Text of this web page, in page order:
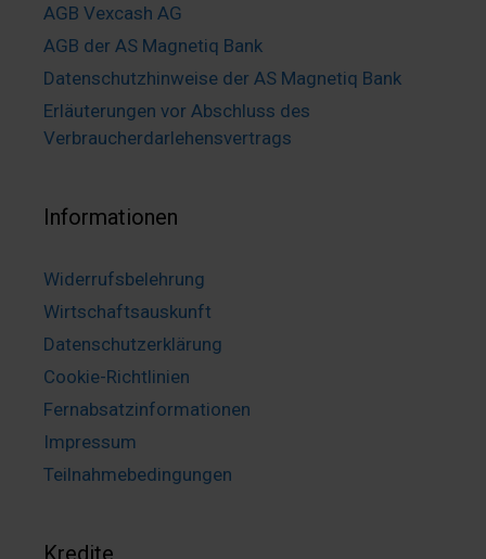
AGB Vexcash AG
AGB der AS Magnetiq Bank
Datenschutzhinweise der AS Magnetiq Bank
Erläuterungen vor Abschluss des
Verbraucherdarlehensvertrags
Informationen
Widerrufsbelehrung
Wirtschaftsauskunft
Datenschutzerklärung
Cookie-Richtlinien
Fernabsatzinformationen
Impressum
Teilnahmebedingungen
Kredite